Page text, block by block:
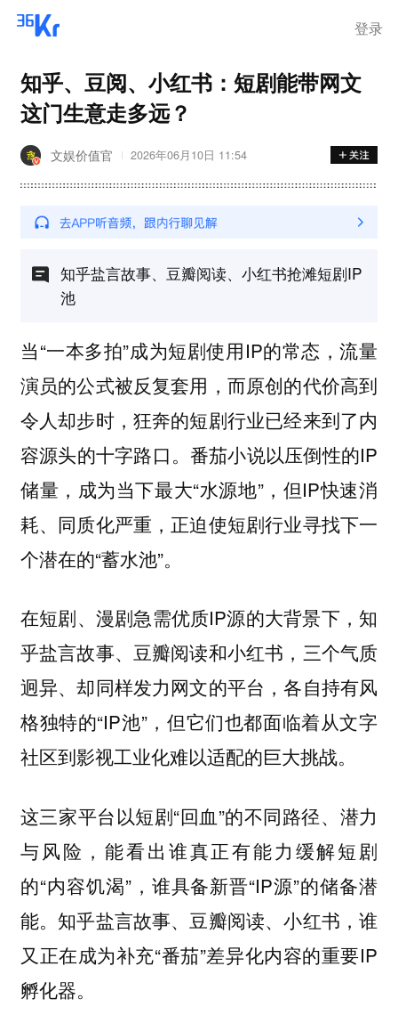
登录
知乎、豆阅、小红书：短剧能带网文
这门生意走多远？
文娱价值官 2026年06月10日 11:54
知乎盐言故事、豆瓣阅读、小红书抢滩短剧IP
池
当“一本多拍”成为短剧使用IP的常态，流量
演员的公式被反复套用，而原创的代价高到
令人却步时，狂奔的短剧行业已经来到了内
容源头的十字路口。番茄小说以压倒性的IP
储量，成为当下最大“水源地”，但IP快速消
耗、同质化严重，正迫使短剧行业寻找下一
个潜在的“蓄水池”。
在短剧、漫剧急需优质IP源的大背景下，知
乎盐言故事、豆瓣阅读和小红书，三个气质
迥异、却同样发力网文的平台，各自持有风
格独特的“IP池”，但它们也都面临着从文字
社区到影视工业化难以适配的巨大挑战。
这三家平台以短剧“回血”的不同路径、潜力
与风险，能看出谁真正有能力缓解短剧
的“内容饥渴”，谁具备新晋“IP源”的储备潜
能。知乎盐言故事、豆瓣阅读、小红书，谁
又正在成为补充“番茄”差异化内容的重要IP
孵化器。